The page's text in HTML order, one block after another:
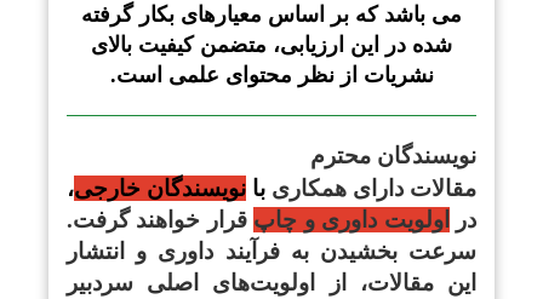
می باشد که بر اساس معیارهای بکار گرفته
شده در این ارزیابی، متضمن کیفیت بالای
نشریات از نظر محتوای علمی است.
نویسندگان محترم
مقالات دارای همکاری با نویسندگان خارجی،
در
اولویت داوری و چاپ قرار خواهند گرفت.
سرعت بخشیدن به فرآیند داوری و انتشار
این مقالات، از اولویت‌های اصلی سردبیر